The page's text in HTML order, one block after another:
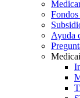
Ayuda